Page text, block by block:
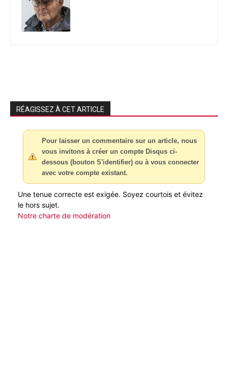
RÉAGISSEZ À CET ARTICLE
Pour laisser un commentaire sur un article, nous
vous invitons à créer un compte Disqus ci-
dessous (bouton S'identifier) ou à vous connecter
avec votre compte existant.
Une tenue correcte est exigée. Soyez courtois et évitez
le hors sujet.
Notre charte de modération